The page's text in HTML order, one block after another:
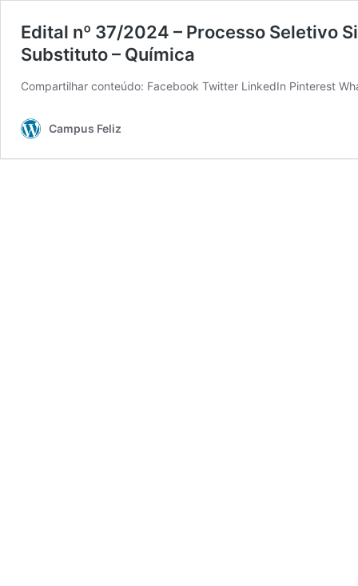
Edital nº 37/2024 – Processo Seletivo
Substituto – Química
Compartilhar conteúdo: Facebook Twitter LinkedIn Pinterest
Campus Feliz